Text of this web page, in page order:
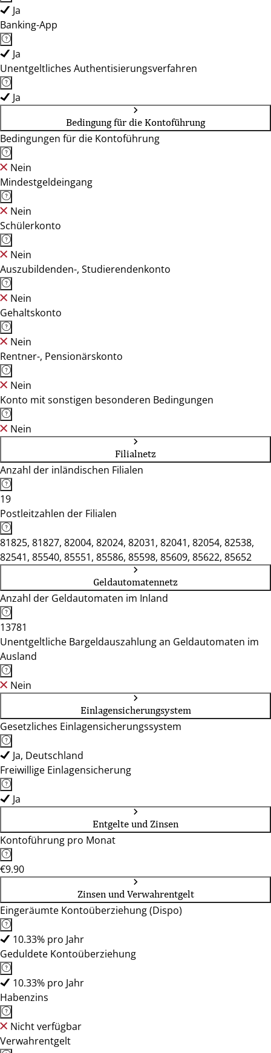
Ja
Banking-App
Ja
Unentgeltliches Authentisierungsverfahren
Ja
Bedingung für die Kontoführung
Bedingungen für die Kontoführung
Nein
Mindestgeldeingang
Nein
Schülerkonto
Nein
Auszubildenden-, Studierendenkonto
Nein
Gehaltskonto
Nein
Rentner-, Pensionärskonto
Nein
Konto mit sonstigen besonderen Bedingungen
Nein
Filialnetz
Anzahl der inländischen Filialen
19
Postleitzahlen der Filialen
81825, 81827, 82004, 82024, 82031, 82041, 82054, 82538,
82541, 85540, 85551, 85586, 85598, 85609, 85622, 85652
Geldautomatennetz
Anzahl der Geldautomaten im Inland
13781
Unentgeltliche Bargeldauszahlung an Geldautomaten im
Ausland
Nein
Einlagensicherungsystem
Gesetzliches Einlagensicherungssystem
Ja, Deutschland
Freiwillige Einlagensicherung
Ja
Entgelte und Zinsen
Kontoführung pro Monat
€9.90
Zinsen und Verwahrentgelt
Eingeräumte Kontoüberziehung (Dispo)
10.33% pro Jahr
Geduldete Kontoüberziehung
10.33% pro Jahr
Habenzins
Nicht verfügbar
Verwahrentgelt